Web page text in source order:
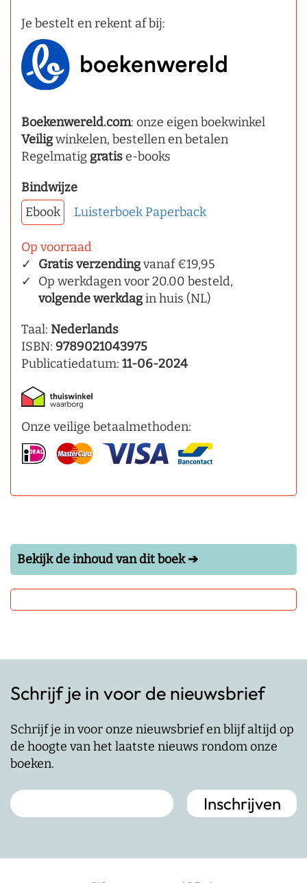
Je bestelt en rekent af bij:
Boekenwereld.com: onze eigen boekwinkel
Veiligwinkelen, bestellen en betalen
Regelmatig gratise-books
Bindwijze
Ebook
Luisterboek Paperback
Op voorraad
Gratis verzendingvanaf €19,95
Op werkdagen voor 20.00 besteld,
volgende werkdagin huis (NL)
Taal: Nederlands
ISBN: 9789021043975
Publicatiedatum: 11-06-2024
Onze veilige betaalmethoden:
Bekijk de inhoud van dit boek ➔
Schrijf je in voor de nieuwsbrief
Schrijf je in voor onze nieuwsbrief en blijf altijd op
de hoogte van het laatste nieuws rondom onze
boeken.